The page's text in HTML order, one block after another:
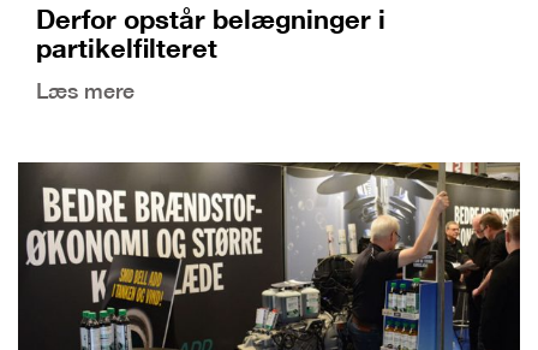
Derfor opstår belægninger i
partikelfilteret
Læs mere